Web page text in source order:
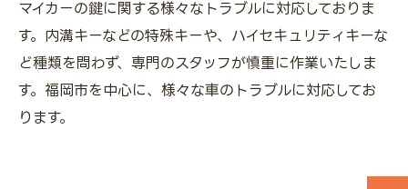
マイカーの鍵に関する様々なトラブルに対応しておりま
す。内溝キーなどの特殊キーや、ハイセキュリティキーな
ど種類を問わず、専門のスタッフが慎重に作業いたしま
す。福岡市を中心に、様々な車のトラブルに対応してお
ります。